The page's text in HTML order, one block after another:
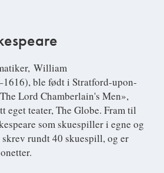
William
ble født i Stratford-upon-
Lord Chamberlain's Men»,
eget teater, The Globe. Fram til
som skuespiller i egne og
rundt 40 skuespill, og er